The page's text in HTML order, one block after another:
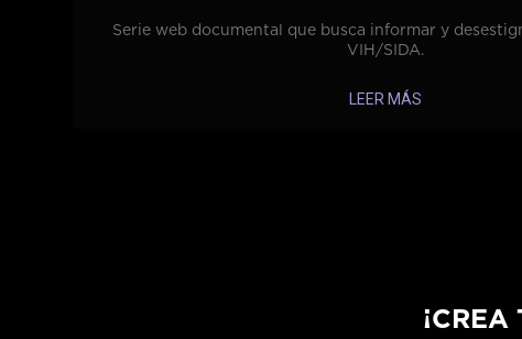
Serie web documental que busca informar y
VIH/SIDA.
LEER MÁS